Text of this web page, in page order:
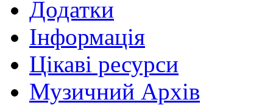
Додатки
Інформація
Цікаві ресурси
Музичний Архів